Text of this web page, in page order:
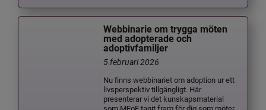
Webbinarie om trygga möten
med adopterade och
adoptivfamiljer
5 februari 2026
Nu finns webbinariet om adoption ur ett
livsperspektiv tillgängligt. Här
presenterar vi det kunskapsmaterial
som MFoF tagit fram för dig som möter